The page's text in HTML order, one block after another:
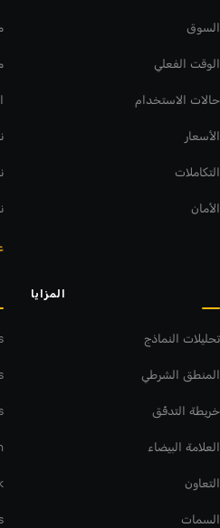
السوق
الوقت الفعلي
حالات الاستخدام
الأسعار
التكاملات
الأمان
المزايا
تحليلات النماذج
المنطق الشرطي
خريطة التدفّق
العلامة البيضاء
التعاون
السمات